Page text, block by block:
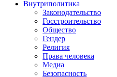
Внутриполитика
Законодательство
Госстроительство
Общество
Гендер
Религия
Права человека
Медиа
Безопасность